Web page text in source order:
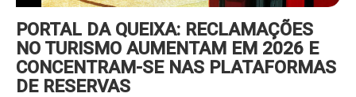
PORTAL DA QUEIXA: RECLAMAÇÕES
NO TURISMO AUMENTAM EM 2026 E
CONCENTRAM-SE NAS PLATAFORMAS
DE RESERVAS